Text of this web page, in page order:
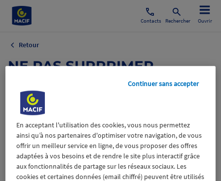
Contacts Rechercher Ouvrir
Retour
NE PAS SUPPRIMER
NOUVEAU LOGO
1 octobre 2021
Certifié avecWiztrust
En acceptant l'utilisation des cookies, vous nous permettez
ainsi qu’à nos partenaires d'optimiser votre navigation, de vous
offrir un meilleur service en ligne, de vous proposer des offres
adaptées à vos besoins et de rendre le site plus interactif grâce
aux fonctionnalités de partage sur les réseaux sociaux. Les
cookies et certaines données (email chiffré) peuvent être utilisés
Continuer sans accepter